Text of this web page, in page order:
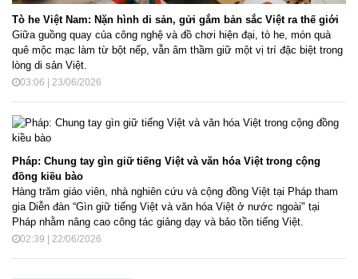
Tò he Việt Nam: Nặn hình di sản, gửi gắm bản sắc Việt ra thế giới
Giữa guồng quay của công nghệ và đồ chơi hiện đại, tò he, món quà
quê mộc mạc làm từ bột nếp, vẫn âm thầm giữ một vị trí đặc biệt trong
lòng di sản Việt.
03:06 | 23/06/2026
Pháp: Chung tay gìn giữ tiếng Việt và văn hóa Việt trong cộng
đồng kiều bào
Hàng trăm giáo viên, nhà nghiên cứu và cộng đồng Việt tại Pháp tham
gia Diễn đàn “Gìn giữ tiếng Việt và văn hóa Việt ở nước ngoài" tại
Pháp nhằm nâng cao công tác giảng dạy và bảo tồn tiếng Việt.
02:39 | 22/06/2026